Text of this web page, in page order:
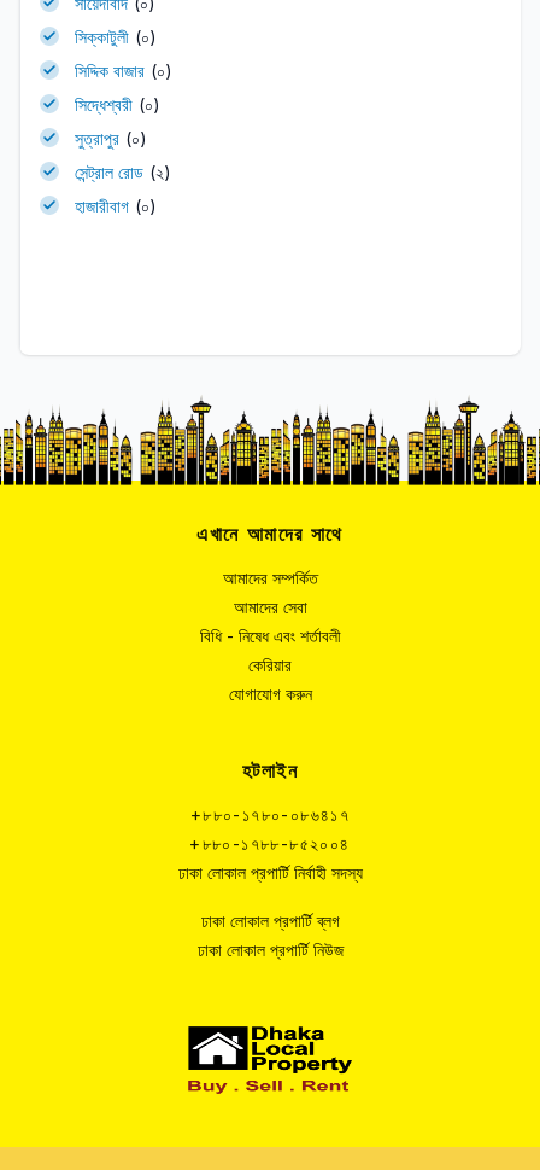
সিক্কাটুলী (০)
সিদ্দিক বাজার (০)
সিদ্ধেশ্বরী (০)
সুত্রাপুর (০)
সেন্ট্রাল রোড (২)
হাজারীবাগ (০)
এখানে আমাদের সাথে
আমাদের সম্পর্কিত
আমাদের সেবা
বিধি - নিষেধ এবং শর্তাবলী
কেরিয়ার
যোগাযোগ করুন
হটলাইন
+৮৮০-১৭৮০-০৮৬৪১৭
+৮৮০-১৭৮৮-৮৫২০০৪
ঢাকা লোকাল প্রপার্টি নির্বাহী সদস্য
ঢাকা লোকাল প্রপার্টি ব্লগ
ঢাকা লোকাল প্রপার্টি নিউজ